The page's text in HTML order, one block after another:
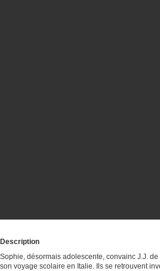
Description
Sophie, désormais adolescente, convainc J.J.
son voyage scolaire en Italie. Ils se retrouvent